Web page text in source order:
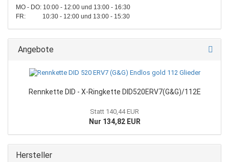
MO - DO: 10:00 - 12:00 und 13:00 - 16:30
FR: 10:30 - 12:00 und 13:00 - 15:30
Angebote
Rennkette DID - X-Ringkette DID520ERV7(G&G)/112E
Statt 140,44 EUR
Nur 134,82 EUR
Hersteller